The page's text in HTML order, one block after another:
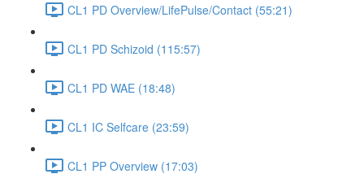
CL1 PD Overview/LifePulse/Contact (55:21)
CL1 PD Schizoid (115:57)
CL1 PD WAE (18:48)
CL1 IC Selfcare (23:59)
CL1 PP Overview (17:03)